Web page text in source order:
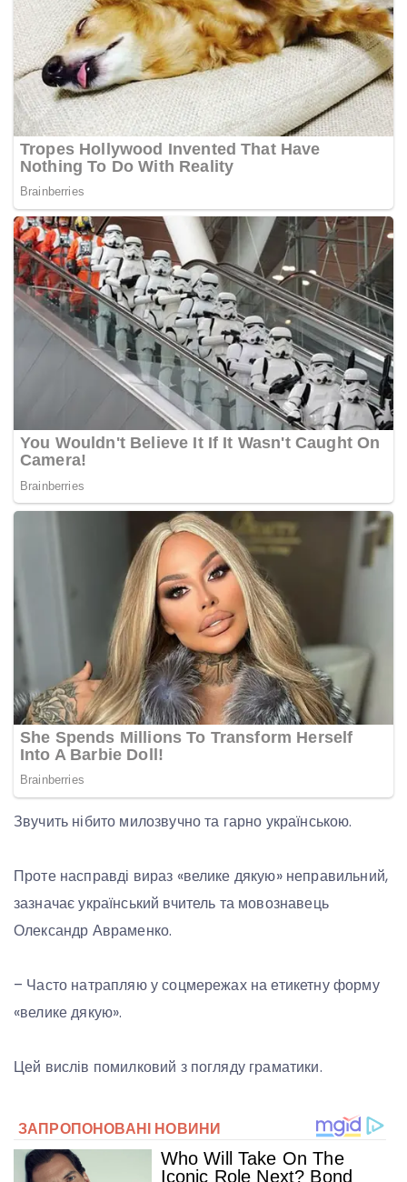
Звучить нібито милозвучно та гарно українською.
Проте насправді вираз «велике дякую» неправильний,
зазначає український вчитель та мовознавець
Олександр Авраменко.
– Часто натрапляю у соцмережах на етикетну форму
«велике дякую».
Цей вислів помилковий з погляду граматики.